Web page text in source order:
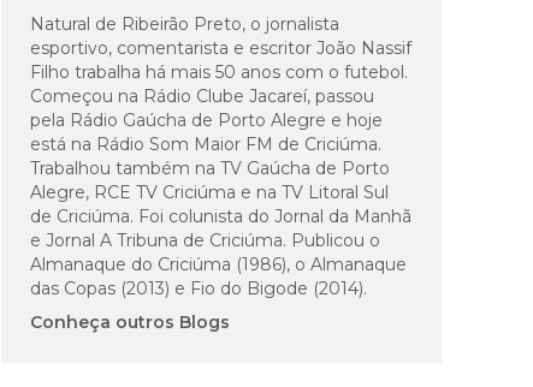
Natural de Ribeirão Preto, o jornalista
esportivo, comentarista e escritor João Nassif
Filho trabalha há mais 50 anos com o futebol.
Começou na Rádio Clube Jacareí, passou
pela Rádio Gaúcha de Porto Alegre e hoje
está na Rádio Som Maior FM de Criciúma.
Trabalhou também na TV Gaúcha de Porto
Alegre, RCE TV Criciúma e na TV Litoral Sul
de Criciúma. Foi colunista do Jornal da Manhã
e Jornal A Tribuna de Criciúma. Publicou o
Almanaque do Criciúma (1986), o Almanaque
das Copas (2013) e Fio do Bigode (2014).
Conheça outros Blogs